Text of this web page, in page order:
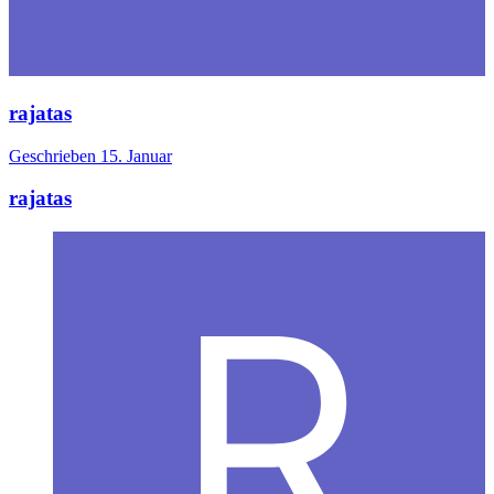
rajatas
Geschrieben 15. Januar
rajatas